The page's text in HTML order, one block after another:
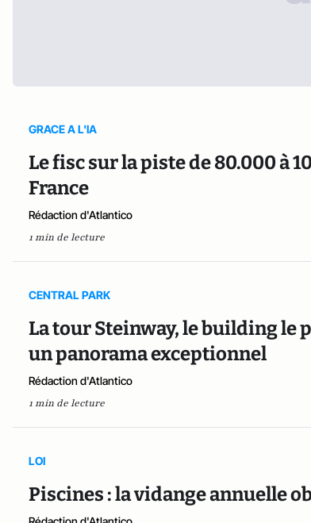
GRACE A L'IA
Le fisc sur la piste de 80.000 à
France
Rédaction d'Atlantico
1 min de lecture
CENTRAL PARK
La tour Steinway, le building le
un panorama exceptionnel
Rédaction d'Atlantico
1 min de lecture
LOI
Piscines : la vidange annuelle